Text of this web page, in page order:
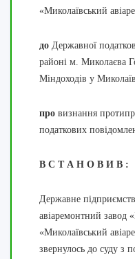
«Миколаївський
до Державної
районі м. Миколаєва
Міндоходів у
про визнання
податкових
В С Т А Н О В И В :
Державне
авіаремонтний
«Миколаївський
звернулось до суду з